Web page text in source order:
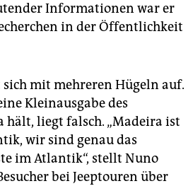
Informationen war er
in der Öffentlichkeit
sich mit mehreren Hügeln auf.
Kleinausgabe des
hält, liegt falsch. „Madeira ist
wir sind genau das
im Atlantik“, stellt Nuno
bei Jeeptouren über